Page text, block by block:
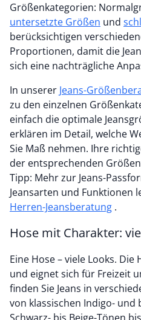
Größenkategorien:
untersetzte Größen und
berücksichtigen
Proportionen, damit die
sich eine nachträgliche
In unserer Jeans-
zu den einzelnen
einfach die optimale
erklären im Detail, welche
Sie Maß nehmen. Ihre
der entsprechenden
Tipp: Mehr zur Jeans-
Jeansarten und Funktionen
Herren-Jeansberatung .
Hose mit Charakter:
Eine Hose – viele Looks.
und eignet sich für Freizeit
finden Sie Jeans in
von klassischen Indigo-